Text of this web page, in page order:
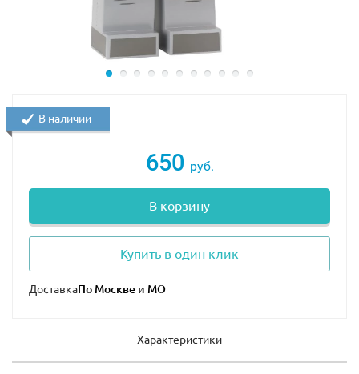
650 руб.
В корзину
Купить в один клик
Доставка
В наличии
Характеристики